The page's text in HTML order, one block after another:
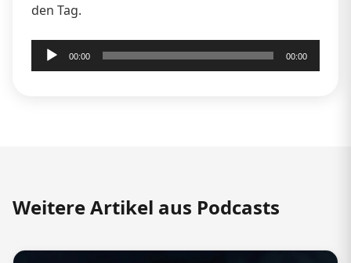
den Tag.
Audio-
Player
00:00 00:00
Weitere Artikel aus Podcasts